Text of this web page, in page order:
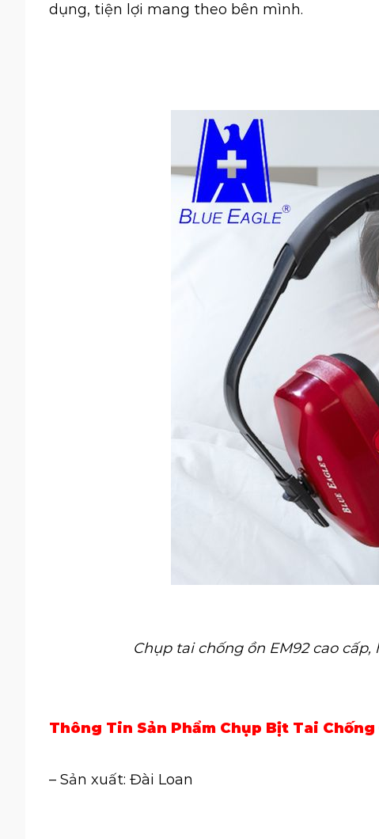
dụng, tiện lợi mang theo bên mình.
Chụp tai chống ồn EM92 cao
Thông Tin Sản Phẩm Chụp Bịt Tai Chống
– Sản xuất: Đài Loan